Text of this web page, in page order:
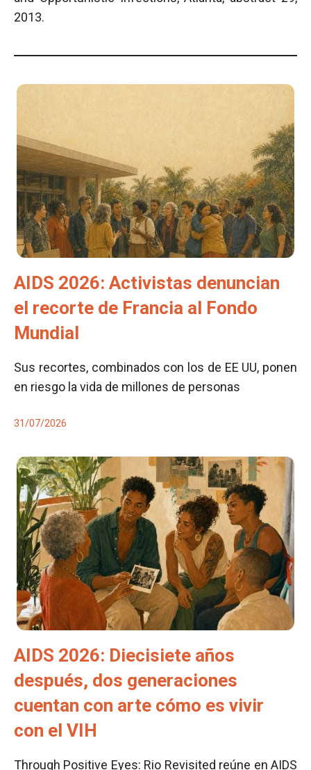
2013.
AIDS 2026: Activistas denuncian
el recorte de Francia al Fondo
Mundial
Sus recortes, combinados con los de EE UU, ponen
en riesgo la vida de millones de personas
31/07/2026
AIDS 2026: Diecisiete años
después, dos generaciones
cuentan con arte cómo es vivir
con el VIH
Through Positive Eyes: Rio Revisited reúne en AIDS